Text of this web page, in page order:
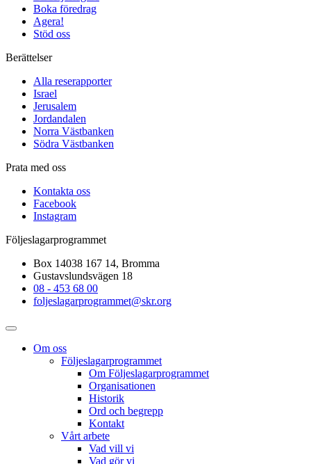
Boka föredrag
Agera!
Stöd oss
Berättelser
Alla reserapporter
Israel
Jerusalem
Jordandalen
Norra Västbanken
Södra Västbanken
Prata med oss
Kontakta oss
Facebook
Instagram
Följeslagarprogrammet
Box 14038 167 14, Bromma
Gustavslundsvägen 18
08 - 453 68 00
foljeslagarprogrammet@skr.org
Om oss
Följeslagarprogrammet
Om Följeslagarprogrammet
Organisationen
Historik
Ord och begrepp
Kontakt
Vårt arbete
Vad vill vi
Vad gör vi